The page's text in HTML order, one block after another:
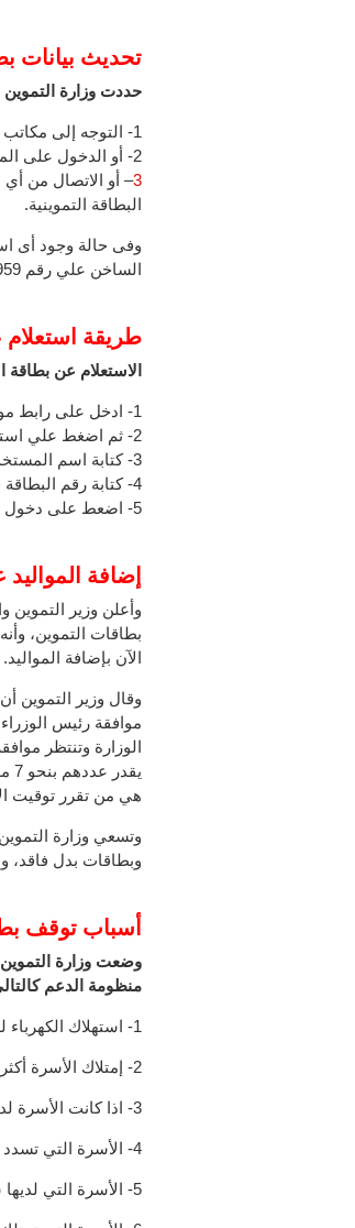
تحديث بيانات
حددت وزارة التموين
1- التوجه إلى مكاتب التموين والبريد على مستوى الجمهورية لاستكمال تحديث البيانات
2- أو الدخول على الموقع الإلكتروني دعم مصر
3
البطاقة التموينية.
وفى حالة وجود أى
الساخن علي رقم 19959 من خلال الهاتف المحمول.
طريقة استعلام
الاستعلام عن
1- ادخل على رابط موقع وزارة التموين دعم مصر
2- ثم اضغط علي استعلام بطاقة التموين
3- كتابة اسم المستخدم وهو اسم صاحب البطاقة.
4- كتابة رقم البطاقة في خانة كلمة المرور.
5- اضعط على دخول وبعد ذلك يمكن الاستعلام عن بطاقة التموين وعدد الأفراد.
إضافة
الآن بإضافة المواليد.
وقال وزير التموين
موافقة رئيس
الوزارة وتنتظر
هي من تقرر توقيت
وتسعي وزارة
وبطاقات بدل فاقد،
أسباب توقف
وضعت وزارة
منظومة الدعم
1- استهلاك الكهرباء للأسرة أكثر من 1000 كيلو وات شهريًا.
2- إمتلاك الأسرة أكثر من 3 سيارات.
3- اذا كانت الأسرة لديها قيمة مضافة أكثر من 200 ألف جنيه.
4- الأسرة التي تسدد ضرائب أكثر من 100 ألف جنيه.
5- الأسرة التي لديها سيارة فارهة أحدث من 2013.